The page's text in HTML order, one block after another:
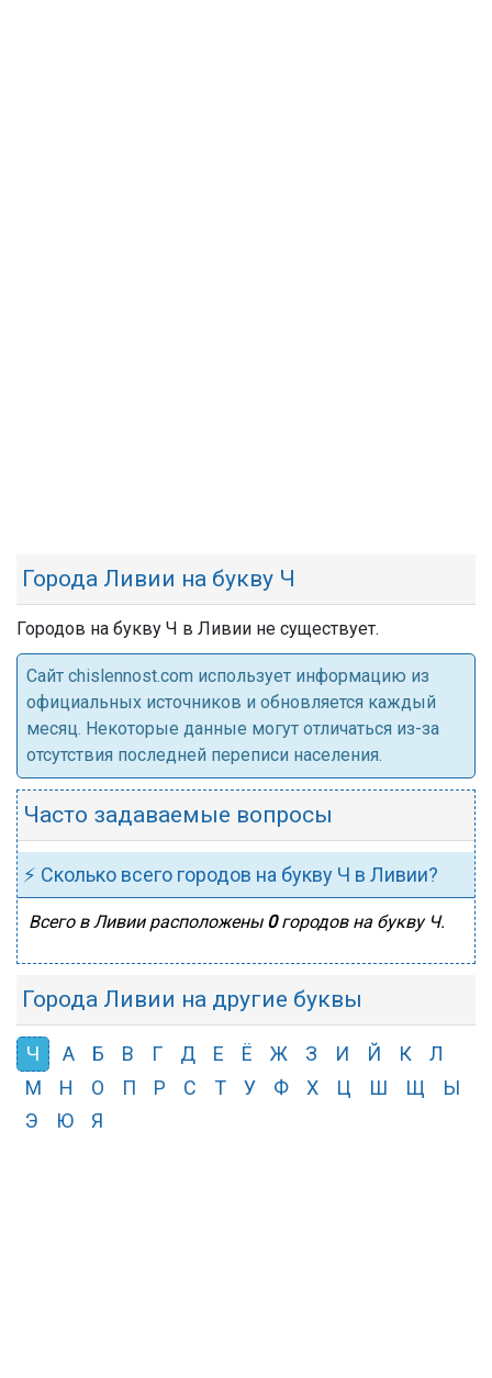
Города Ливии на букву Ч
Городов на букву Ч в Ливии не существует.
Cайт chislennost.com использует информацию из
официальных источников и обновляется каждый
месяц. Некоторые данные могут отличаться из-за
отсутствия последней переписи населения.
Часто задаваемые вопросы
⚡ Сколько всего городов на букву Ч в Ливии?
Всего в Ливии расположены 0городов на букву Ч.
Города Ливии на другие буквы
Ч А Б В Г Д Е Ё Ж З И Й К
Л
М
Н О П Р С Т У Ф Х Ц Ш Щ
Ы
Э
Ю Я